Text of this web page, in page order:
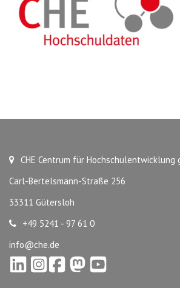
CHE Centrum für Hochschulentwicklung
Carl-Bertelsmann-Straße 256
33311 Gütersloh
+49 5241 - 97 61 0
info@che.de